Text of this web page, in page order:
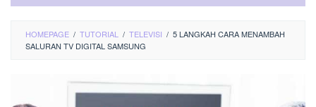
HOMEPAGE / TUTORIAL / TELEVISI / 5 LANGKAH CARA MENAMBAH
SALURAN TV DIGITAL SAMSUNG